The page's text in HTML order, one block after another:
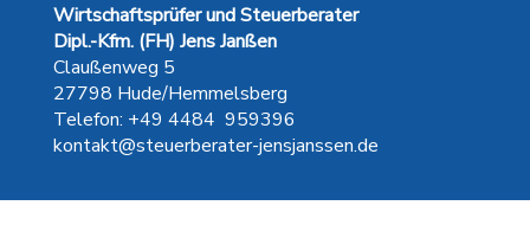
Wirtschaftsprüfer und Steuerberater
Dipl.-Kfm. (FH) Jens Janßen
Claußenweg 5
27798 Hude/Hemmelsberg
Telefon: +49 4484 959396
kontakt@steuerberater-jensjanssen.de